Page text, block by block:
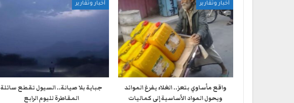
أخبار وتقارير
واقع مأساوي بتعز.. الغلاء يفرغ الموائد
ويحول المواد الأساسية إلى كماليات
أخبار وتقارير
جباية بلا صيانة.. السيول تقطع سائلة
المقاطرة لليوم الرابع